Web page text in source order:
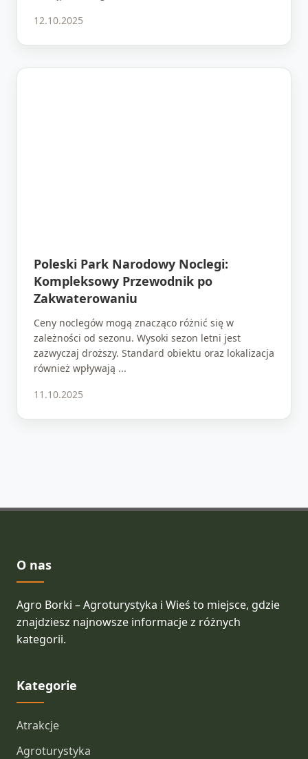
12.10.2025
Poleski Park Narodowy Noclegi:
Kompleksowy Przewodnik po
Zakwaterowaniu
Ceny noclegów mogą znacząco różnić się w
zależności od sezonu. Wysoki sezon letni jest
zazwyczaj droższy. Standard obiektu oraz lokalizacja
również wpływają ...
11.10.2025
O nas
Agro Borki – Agroturystyka i Wieś to miejsce, gdzie
znajdziesz najnowsze informacje z różnych
kategorii.
Kategorie
Atrakcje
Agroturystyka